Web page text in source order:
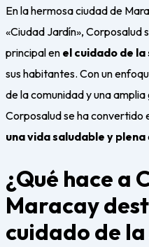
En la hermosa ciudad de
«Ciudad Jardín»,
principal en el cuidado de
sus habitantes. Con un
de la comunidad y una
Corposalud se ha convertido
una vida saludable y plena
¿Qué hace a
Maracay
cuidado de